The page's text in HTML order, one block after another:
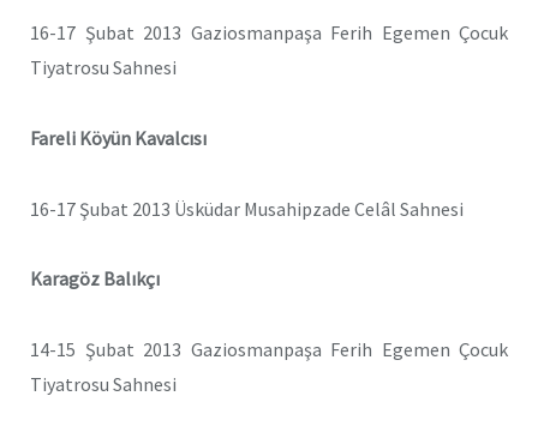
16-17 Şubat 2013 Gaziosmanpaşa Ferih Egemen Çocuk
Tiyatrosu Sahnesi
Fareli Köyün Kavalcısı
16-17 Şubat 2013 Üsküdar Musahipzade Celâl Sahnesi
Karagöz Balıkçı
14-15 Şubat 2013 Gaziosmanpaşa Ferih Egemen Çocuk
Tiyatrosu Sahnesi